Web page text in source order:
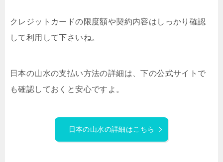
クレジットカードの限度額や契約内容はしっかり確認
して利用して下さいね。
日本の山水の支払い方法の詳細は、下の公式サイトで
も確認しておくと安心ですよ。
日本の山水の詳細はこちら